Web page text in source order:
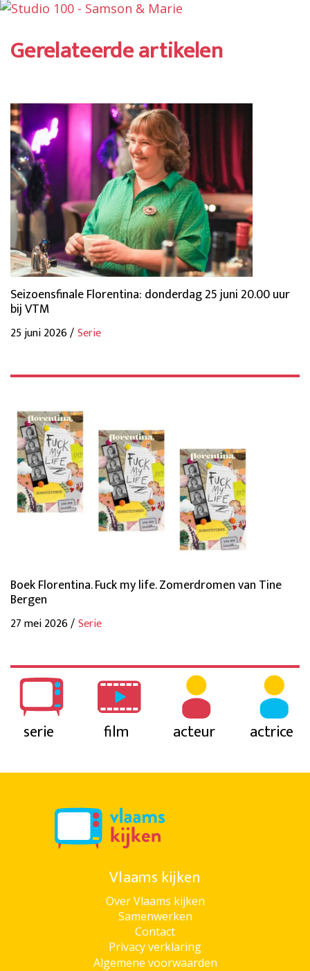
Gerelateerde artikelen
Seizoensfinale Florentina: donderdag 25 juni 20.00 uur
bij VTM
25 juni 2026 /Serie
Boek Florentina. Fuck my life. Zomerdromen van Tine
Bergen
27 mei 2026 /Serie
serie film acteur actrice
Vlaams kijken
Over Vlaams kijken
Samenwerken
Contact
Privacy verklaring
Algemene voorwaarden